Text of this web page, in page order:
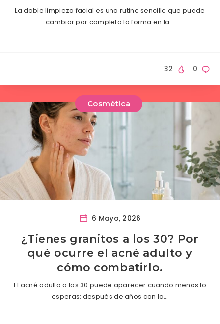
La doble limpieza facial es una rutina sencilla que puede
cambiar por completo la forma en la…
0
32
Cosmética
6 Mayo, 2026
¿Tienes granitos a los 30? Por
qué ocurre el acné adulto y
cómo combatirlo.
El acné adulto a los 30 puede aparecer cuando menos lo
esperas: después de años con la…